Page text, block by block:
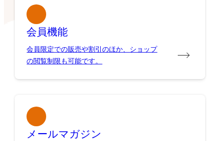
会員機能
会員限定での販売や割引のほか、ショップ
の閲覧制限も可能です。
メールマガジン